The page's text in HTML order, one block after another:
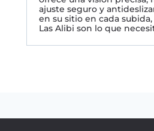
ajuste seguro y
en su sitio en cada
Las Alibi son lo que